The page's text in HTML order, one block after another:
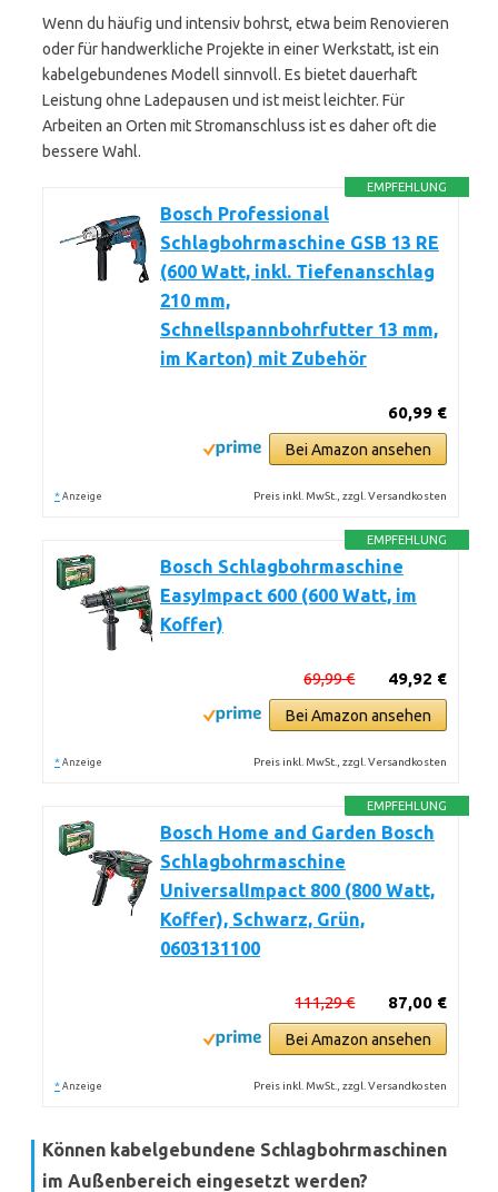
Wenn du häufig und intensiv bohrst, etwa beim Renovieren
oder für handwerkliche Projekte in einer Werkstatt, ist ein
kabelgebundenes Modell sinnvoll. Es bietet dauerhaft
Leistung ohne Ladepausen und ist meist leichter. Für
Arbeiten an Orten mit Stromanschluss ist es daher oft die
bessere Wahl.
EMPFEHLUNG
Bosch Professional
Schlagbohrmaschine GSB 13 RE
(600 Watt, inkl. Tiefenanschlag
210 mm,
Schnellspannbohrfutter 13 mm,
im Karton) mit Zubehör
60,99 €
Bei Amazon ansehen
* Anzeige Preis inkl. MwSt., zzgl. Versandkosten
EMPFEHLUNG
Bosch Schlagbohrmaschine
EasyImpact 600 (600 Watt, im
Koffer)
49,92 €
69,99 €
Bei Amazon ansehen
* Anzeige Preis inkl. MwSt., zzgl. Versandkosten
EMPFEHLUNG
Bosch Home and Garden Bosch
Schlagbohrmaschine
UniversalImpact 800 (800 Watt,
Koffer), Schwarz, Grün,
0603131100
87,00 €
111,29 €
Bei Amazon ansehen
* Anzeige Preis inkl. MwSt., zzgl. Versandkosten
Können kabelgebundene Schlagbohrmaschinen
im Außenbereich eingesetzt werden?